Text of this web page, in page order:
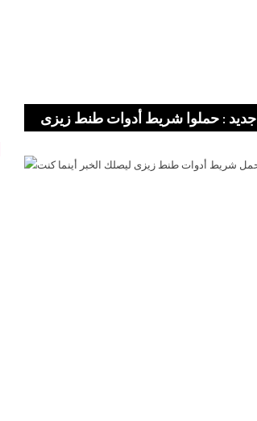
جديد : حملوا شريط أدوات طنط زيزى